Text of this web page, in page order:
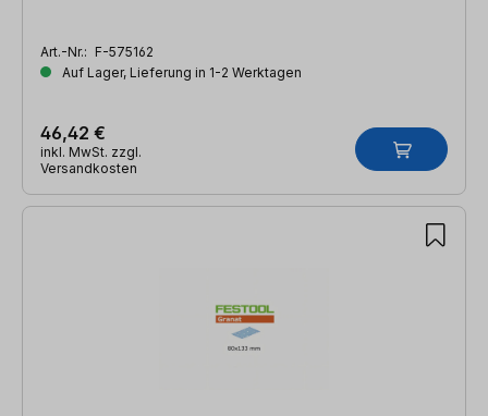
Art.-Nr.: F-575162
Auf Lager, Lieferung in 1-2 Werktagen
46,42 €
inkl. MwSt. zzgl.
Versandkosten